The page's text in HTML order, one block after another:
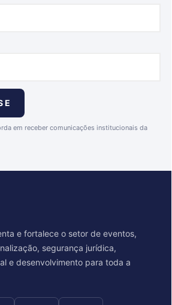
em receber comunicações institucionais da
e fortalece o setor de eventos,
segurança jurídica,
e desenvolvimento para toda a